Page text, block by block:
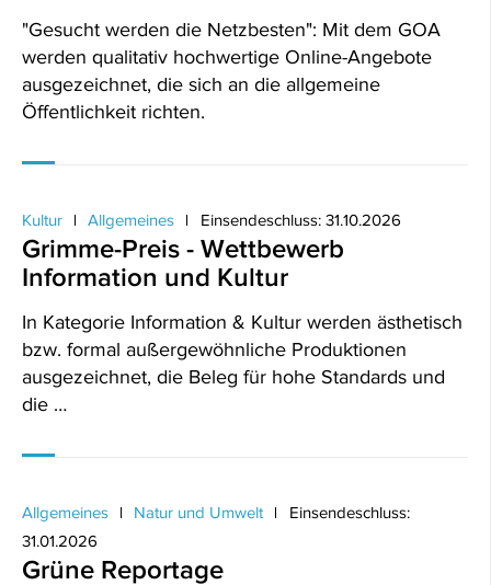
"Gesucht werden die Netzbesten": Mit dem GOA
werden qualitativ hochwertige Online-Angebote
ausgezeichnet, die sich an die allgemeine
Öffentlichkeit richten.
Kultur Allgemeines Einsendeschluss: 31.10.2026
Grimme-Preis - Wettbewerb
Information und Kultur
In Kategorie Information & Kultur werden ästhetisch
bzw. formal außergewöhnliche Produktionen
ausgezeichnet, die Beleg für hohe Standards und
die …
Allgemeines Natur und Umwelt
Einsendeschluss:
31.01.2026
Grüne Reportage